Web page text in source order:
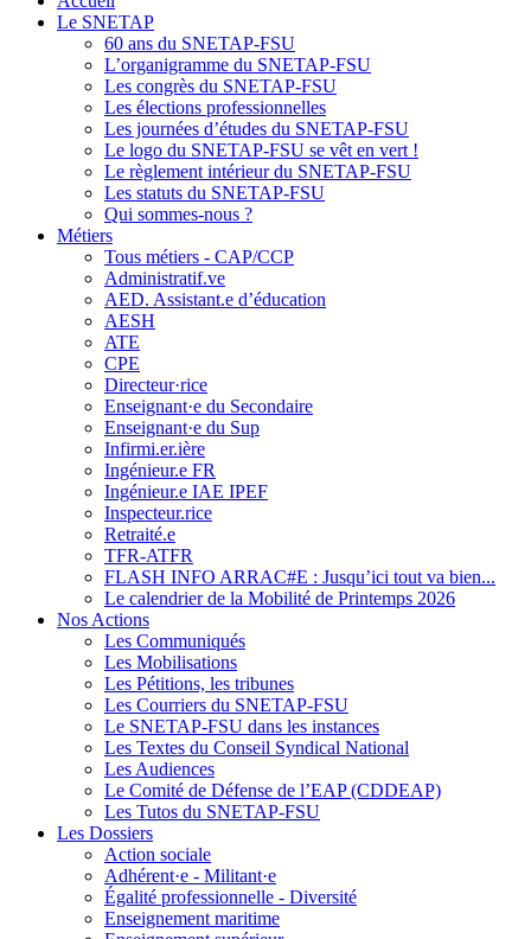
Le SNETAP
60 ans du SNETAP-FSU
L’organigramme du SNETAP-FSU
Les congrès du SNETAP-FSU
Les élections professionnelles
Les journées d’études du SNETAP-FSU
Le logo du SNETAP-FSU se vêt en vert !
Le règlement intérieur du SNETAP-FSU
Les statuts du SNETAP-FSU
Qui sommes-nous ?
Métiers
Tous métiers - CAP/CCP
Administratif.ve
AED. Assistant.e d’éducation
AESH
ATE
CPE
Directeur·rice
Enseignant·e du Secondaire
Enseignant·e du Sup
Infirmi.er.ière
Ingénieur.e FR
Ingénieur.e IAE IPEF
Inspecteur.rice
Retraité.e
TFR-ATFR
FLASH INFO ARRAC#E : Jusqu’ici tout va bien...
Le calendrier de la Mobilité de Printemps 2026
Nos Actions
Les Communiqués
Les Mobilisations
Les Pétitions, les tribunes
Les Courriers du SNETAP-FSU
Le SNETAP-FSU dans les instances
Les Textes du Conseil Syndical National
Les Audiences
Le Comité de Défense de l’EAP (CDDEAP)
Les Tutos du SNETAP-FSU
Les Dossiers
Action sociale
Adhérent·e - Militant·e
Égalité professionnelle - Diversité
Enseignement maritime